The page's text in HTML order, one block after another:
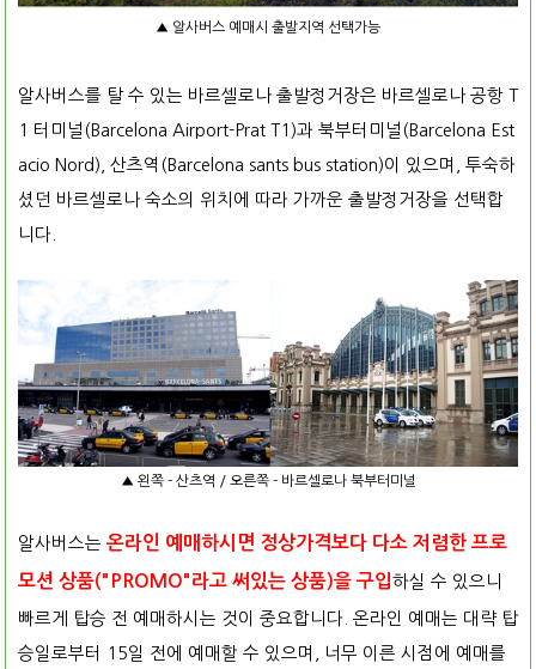
▲ 알사버스 예매시 출발지역 선택가능
알사버스를 탈 수 있는 바르셀로나 출발정거장은 바르셀로나 공항 T
1 터미널(Barcelona Airport-Prat T1)과 북부터미널(Barcelona Est
acio Nord), 산츠역(Barcelona sants bus station)이 있으며, 투숙하
셨던 바르셀로나 숙소의 위치에 따라 가까운 출발정거장을 선택합
니다.
▲ 왼쪽 - 산츠역 / 오른쪽 - 바르셀로나 북부터미널
알사버스는 온라인 예매하시면 정상가격보다 다소 저렴한 프로
모션 상품("PROMO"라고 써있는 상품)을 구입하실 수 있으니
빠르게 탑승 전 예매하시는 것이 중요합니다. 온라인 예매는 대략 탑
승일로부터 15일 전에 예매할 수 있으며, 너무 이른 시점에 예매를